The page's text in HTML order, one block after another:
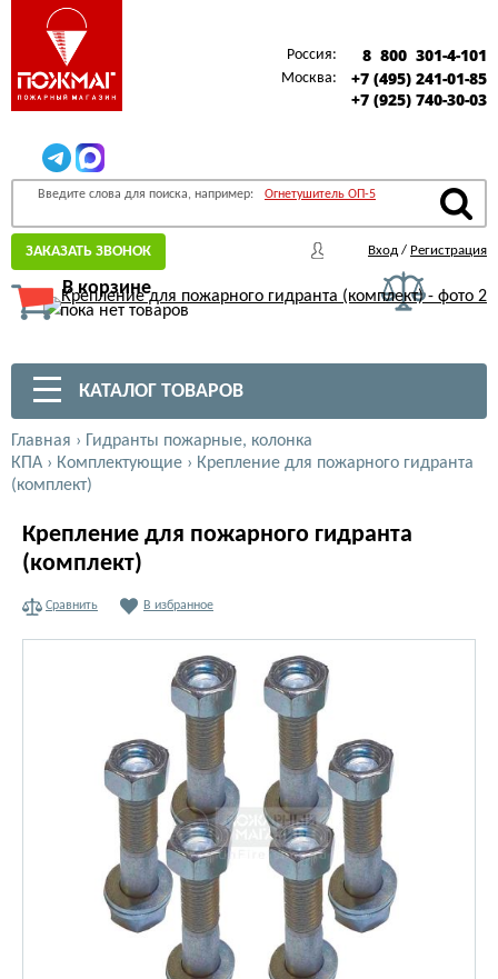
Россия: 8 800 301-4-101
Москва:
+7 (495) 241-01-85
+7 (925) 740-30-03
Введите слова для поиска, например: Огнетушитель ОП-5
ЗАКАЗАТЬ ЗВОНОК Вход / Регистрация
В корзине
пока нет товаров
КАТАЛОГ ТОВАРОВ
Главная ›
Гидранты пожарные, колонка
КПА › Комплектующие › Крепление для пожарного гидранта
(комплект)
Крепление для пожарного гидранта
(комплект)
Сравнить В избранное